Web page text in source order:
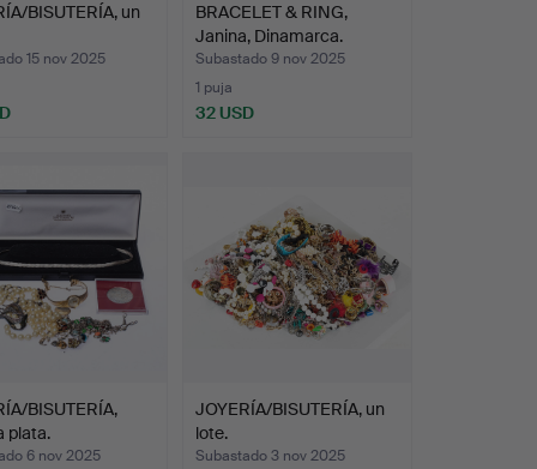
BISUTERÍA, un
15 nov 2025
BRACELET & RING,
Janina, Dinamarca.
Subastado 9 nov 2025
1 puja
32 USD
BISUTERÍA,
plata.
6 nov 2025
JOYERÍA/BISUTERÍA, un
lote.
Subastado 3 nov 2025